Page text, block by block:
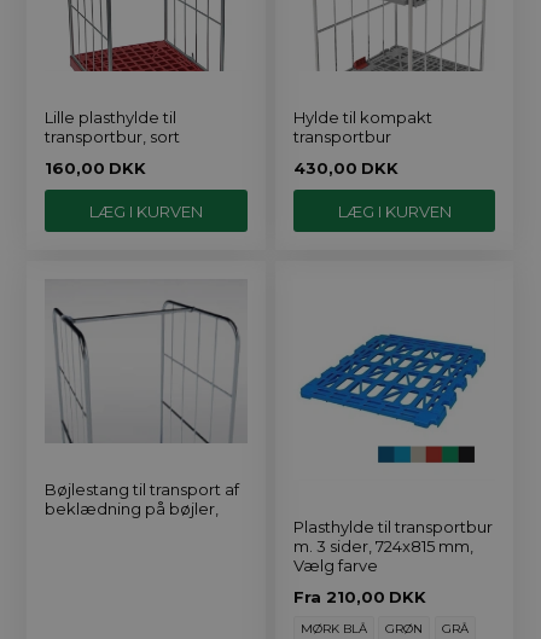
Lille plasthylde til
transportbur, sort
160,00 DKK
Hylde til kompakt
transportbur
430,00 DKK
Bøjlestang til transport af
beklædning på bøjler,
Plasthylde til transportbur
m. 3 sider, 724x815 mm,
Vælg farve
Fra 210,00 DKK
MØRK BLÅ GRØN
GRÅ